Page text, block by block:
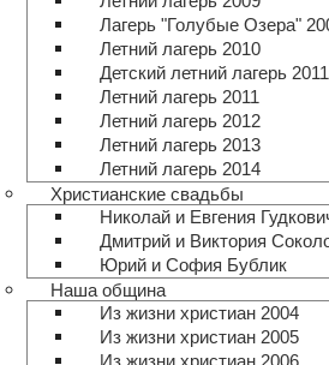
Лагерь "Голубые Озера"
Летний лагерь 2010
Детский летний лагерь 2011
Летний лагерь 2011
Летний лагерь 2012
Летний лагерь 2013
Летний лагерь 2014
Христианские свадьбы
Николай и Евгения
Дмитрий и Виктория
Юрий и София Бублик
Наша община
Из жизни христиан 2004
Из жизни христиан 2005
Из жизни христиан 2006